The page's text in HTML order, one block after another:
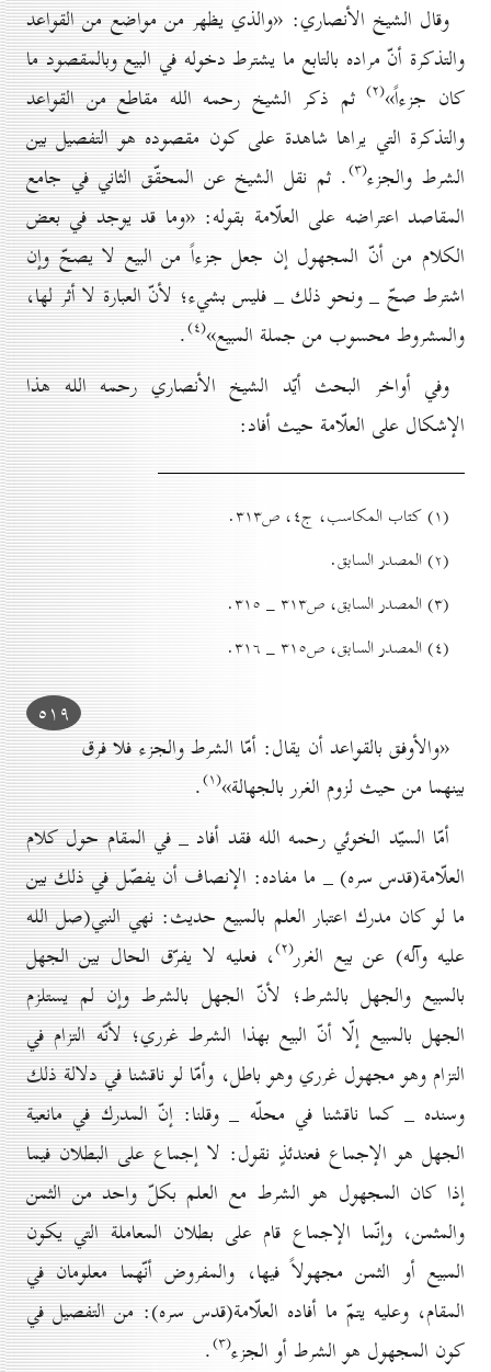
وقال الشيخ الأنصاري: «والذي يظهر من مواضع من القواعد
والتذكرة أنّ مراده بالتابع ما يشترط دخوله في البيع وبالمقصود ما
كان جزءاً»(۲) ثم ذكر الشيخ رحمه الله مقاطع من القواعد
والتذكرة التي يراها شاهدة على كون مقصوده هو التفصيل بين
الشرط والجزء(۳) . ثم نقل الشيخ عن المحقّق الثاني في جامع
المقاصد اعتراضه على العلّامة بقوله: «وما قد يوجد في بعض
الكلام من أنّ المجهول إن جعل جزءاً من البيع لا يصحّ وإن
اشترط صحّ _ ونحو ذلك _ فليس بشيء؛ لأنّ العبارة لا أثر لها،
والمشروط محسوب من جملة المبيع»(٤) .
وفي أواخر البحث أيّد الشيخ الأنصاري رحمه الله هذا
الإشكال على العلّامة حيث أفاد:
(۱) کتاب المکاسب، ج٤، ص۳۱۳.
(۲) المصدر السابق.
(۳) المصدر السابق، ص۳۱۳ _ ۳۱٥.
(٤) المصدر السابق، ص۳۱٥ _ ۳۱٦.
٥۱۹
«والأوفق بالقواعد أن يقال: أمّا الشرط والجزء فلا فرق
بينهما من حيث لزوم الغرر بالجهالة»(۱) .
أمّا السيّد الخوئي رحمه الله فقد أفاد _ في المقام حول كلام
العلّامة(قدس سره) _ ما مفاده: الإنصاف أن يفصّل في ذلك بين
ما لو كان مدرك اعتبار العلم بالمبيع حديث: نهي النبي(صل الله
عليه وآله) عن بيع الغرر(۲) ، فعليه لا يفرّق الحال بين الجهل
بالمبيع والجهل بالشرط؛ لأنّ الجهل بالشرط وإن لم يستلزم
الجهل بالمبيع إلّا أنّ البيع بهذا الشرط غرري؛ لأنّه التزام في
التزام وهو مجهول غرري وهو باطل، وأمّا لو ناقشنا في دلالة ذلك
وسنده _ كما ناقشنا في محلّه _ وقلنا: إنّ المدرك في مانعية
الجهل هو الإجماع فعندئذٍ نقول: لا إجماع على البطلان فيما
إذا كان المجهول هو الشرط مع العلم بكلّ واحد من الثمن
والمثمن، وإنّما الإجماع قام على بطلان المعاملة التي يكون
المبيع أو الثمن مجهولاً فيها، والمفروض أنّهما معلومان في
المقام، وعليه يتمّ ما أفاده العلّامة(قدس سره): من التفصيل في
كون المجهول هو الشرط أو الجزء(۳) .